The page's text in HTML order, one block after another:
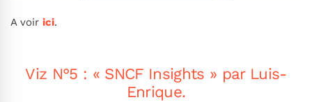
A voir ici.
Viz N°5 : « SNCF Insights » par Luis-
Enrique.